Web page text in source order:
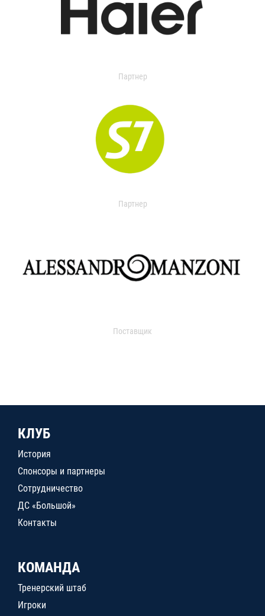
Партнер
Партнер
Поставщик
КЛУБ
История
Спонсоры и партнеры
Сотрудничество
ДС «Большой»
Контакты
КОМАНДА
Тренерский штаб
Игроки